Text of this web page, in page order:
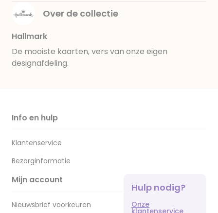
Over de collectie
Hallmark
De mooiste kaarten, vers van onze eigen
designafdeling.
Info en hulp
Klantenservice
Bezorginformatie
Mijn account
Nieuwsbrief voorkeuren
Hulp nodig?
Onze
klantenservice